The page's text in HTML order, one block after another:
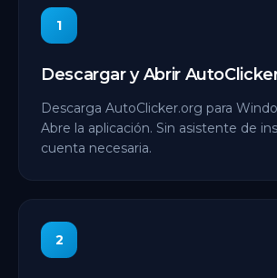
1
Descargar y Abrir
Descarga AutoClicker.org para
Abre la aplicación. Sin asistente de
cuenta necesaria.
2